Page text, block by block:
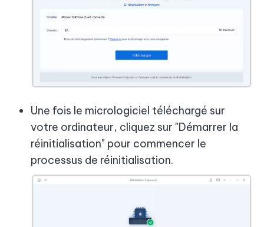
Une fois le micrologiciel téléchargé sur
votre ordinateur, cliquez sur "Démarrer la
réinitialisation" pour commencer le
processus de réinitialisation.